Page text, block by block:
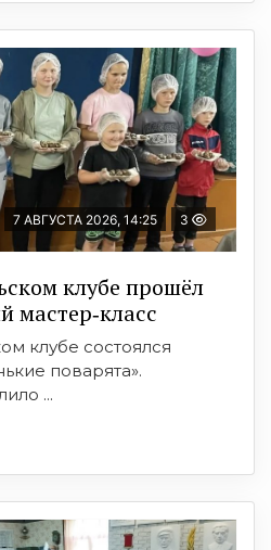
7 АВГУСТА 2026, 14:25 3
клубе прошёл
мастер‑класс
клубе состоялся
поварята».
...